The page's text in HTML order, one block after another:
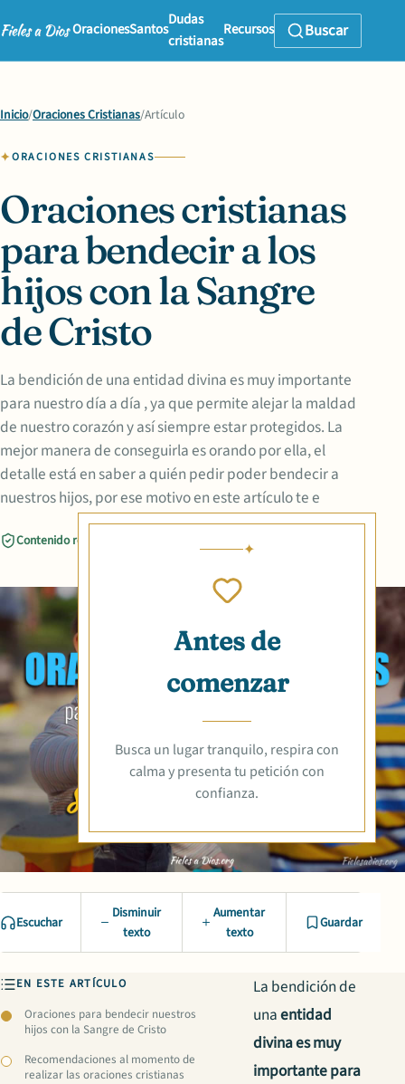
OracionesSantos
Dudas
cristianas
Recursos Buscar
Inicio/Oraciones Cristianas/Artículo
ORACIONES CRISTIANAS
Oraciones cristianas
para bendecir a los
hijos con la Sangre
de Cristo
La bendición de una entidad divina es muy importante
para nuestro día a día , ya que permite alejar la maldad
de nuestro corazón y así siempre estar protegidos. La
mejor manera de conseguirla es orando por ella, el
detalle está en saber a quién pedir poder bendecir a
nuestros hijos, por ese motivo en este artículo te e
Contenido revisado
Antes de
comenzar
Busca un lugar tranquilo, respira con
calma y presenta tu petición con
confianza.
Escuchar
Disminuir
texto
Aumentar
texto
Guardar
EN ESTE ARTÍCULO
Oraciones para bendecir nuestros
hijos con la Sangre de Cristo
Recomendaciones al momento de
realizar las oraciones cristianas
La bendición de
unaentidad
divina es muy
importante para